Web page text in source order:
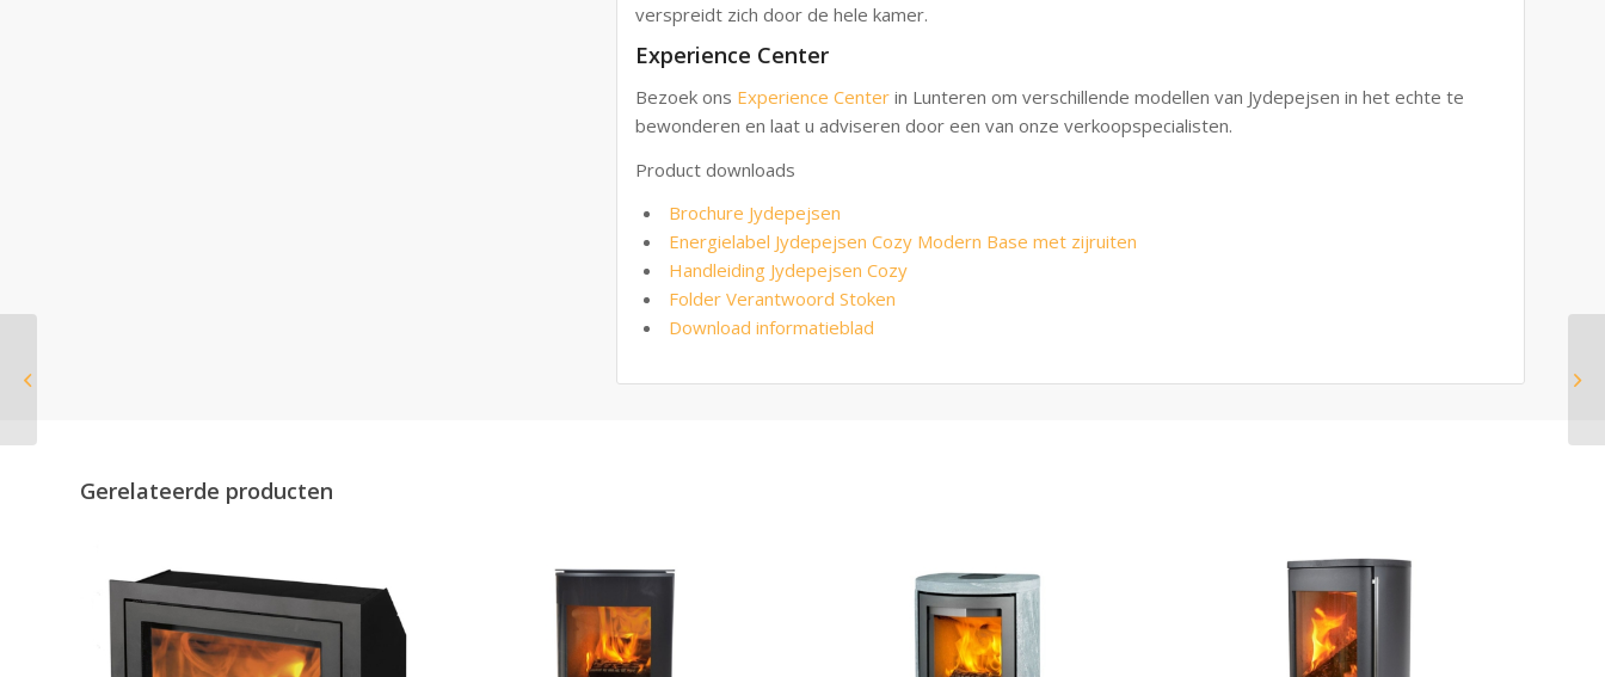
verspreidt zich door de hele kamer.
Experience Center
Bezoek ons Experience Center in Lunteren om verschillende modellen van Jydepejsen in het echte te
bewonderen en laat u adviseren door een van onze verkoopspecialisten.
Product downloads
Brochure Jydepejsen
Energielabel Jydepejsen Cozy Modern Base met zijruiten
Handleiding Jydepejsen Cozy
Folder Verantwoord Stoken
Download informatieblad
Gerelateerde producten